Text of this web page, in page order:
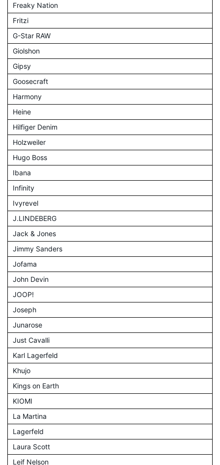
Freaky Nation
Fritzi
G-Star RAW
Giolshon
Gipsy
Goosecraft
Harmony
Heine
Hilfiger Denim
Holzweiler
Hugo Boss
Ibana
Infinity
Ivyrevel
J.LINDEBERG
Jack & Jones
Jimmy Sanders
Jofama
John Devin
JOOP!
Joseph
Junarose
Just Cavalli
Karl Lagerfeld
Khujo
Kings on Earth
KIOMI
La Martina
Lagerfeld
Laura Scott
Leif Nelson